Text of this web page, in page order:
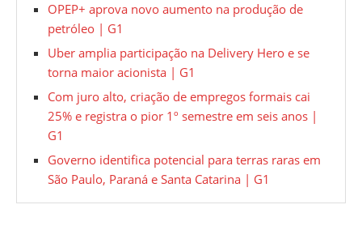
OPEP+ aprova novo aumento na produção de
petróleo | G1
Uber amplia participação na Delivery Hero e se
torna maior acionista | G1
Com juro alto, criação de empregos formais cai
25% e registra o pior 1º semestre em seis anos |
G1
Governo identifica potencial para terras raras em
São Paulo, Paraná e Santa Catarina | G1